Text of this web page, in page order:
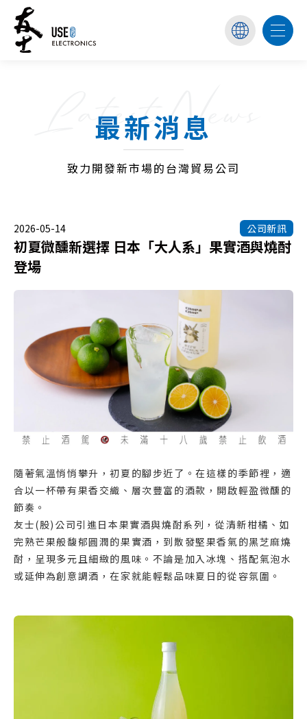
Latest News
最新消息
致力開發新市場的台灣貿易公司
2026-05-14 公司新訊
初夏微醺新選擇 日本「大人系」果實酒與燒酎
登場
隨著氣溫悄悄攀升，初夏的腳步近了。在這樣的季節裡，適
合以一杯帶有果香交織、層次豐富的酒款，開啟輕盈微醺的
節奏。
友士(股)公司引進日本果實酒與燒酎系列，從清新柑橘、如
完熟芒果般馥郁圓潤的果實酒，到散發堅果香氣的黑芝麻燒
酎，呈現多元且細緻的風味。不論是加入冰塊、搭配氣泡水
或延伸為創意調酒，在家就能輕鬆品味夏日的從容氛圍。